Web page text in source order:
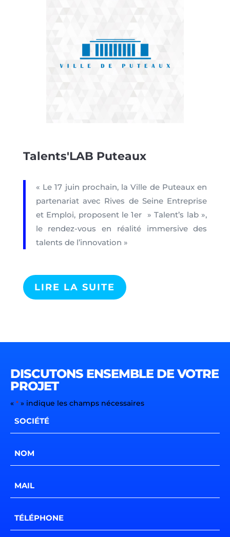
Talents'LAB Puteaux
« Le 17 juin prochain, la Ville de Puteaux en
partenariat avec Rives de Seine Entreprise
et Emploi, proposent le 1er » Talent’s lab »,
le rendez-vous en réalité immersive des
talents de l’innovation »
LIRE LA SUITE
DISCUTONS ENSEMBLE DE VOTRE
PROJET
« * » indique les champs nécessaires
Société
mail
Téléphone